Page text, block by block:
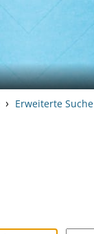
› Erweiterte Suche